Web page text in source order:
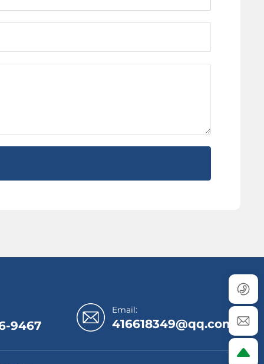
9467
Email:
416618349@qq.com